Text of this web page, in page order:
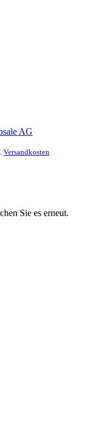
AG
Versandkosten
Sie es erneut.